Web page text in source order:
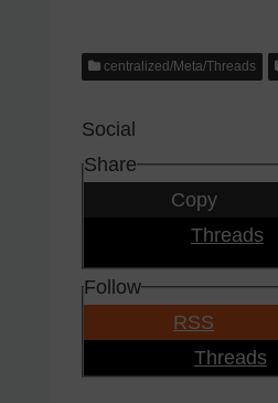
centralized/Meta/Threads
Social
Share
Copy
Threads
Follow
RSS
Threads